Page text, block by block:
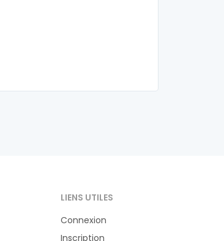
LIENS UTILES
Connexion
Inscription